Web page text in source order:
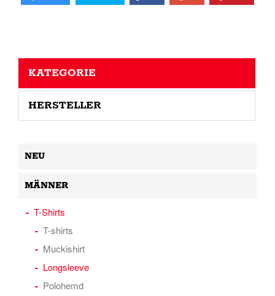
KATEGORIE
HERSTELLER
NEU
MÄNNER
T-Shirts
T-shirts
Muckishirt
Longsleeve
Polohemd